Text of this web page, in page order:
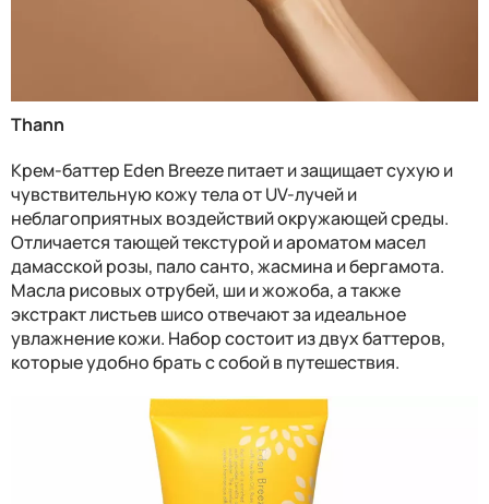
Thann
Крем-баттер Eden Breeze питает и защищает сухую и
чувствительную кожу тела от UV-лучей и
неблагоприятных воздействий окружающей среды.
Отличается тающей текстурой и ароматом масел
дамасской розы, пало санто, жасмина и бергамота.
Масла рисовых отрубей, ши и жожоба, а также
экстракт листьев шисо отвечают за идеальное
увлажнение кожи. Набор состоит из двух баттеров,
которые удобно брать с собой в путешествия.